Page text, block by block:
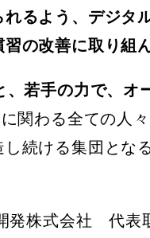
るよう、デジタ
の改善に取り組
若手の力で、オ
関わる全ての人
続ける集団とな
発株式会社 代